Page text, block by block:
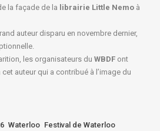
la façade de la librairie Little Nemo à
auteur disparu en novembre dernier,
les organisateurs du WBDF ont
auteur qui a contribué à l’image du
Waterloo Festival de Waterloo